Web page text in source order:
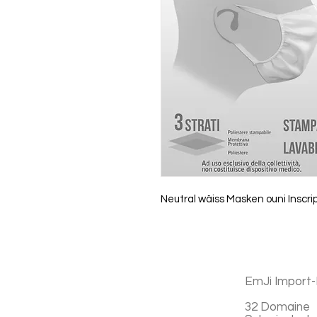
Neutral wäiss Masken ouni
EmJi
32 Domaine